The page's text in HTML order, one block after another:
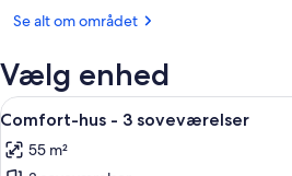
(RNN-
Se alt om området
Vælg enhed
Indlæs
alle
billeder
Et
20
Comfort-hus - 3 soveværelser
55 m²